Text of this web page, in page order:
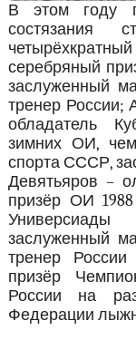
В этом году
состязания
серебряный
заслуженный
тренер России;
обладатель
зимних ОИ,
спорта СССР,
Девятьяров –
призёр ОИ
заслуженный
тренер
призёр
России на
Федерации